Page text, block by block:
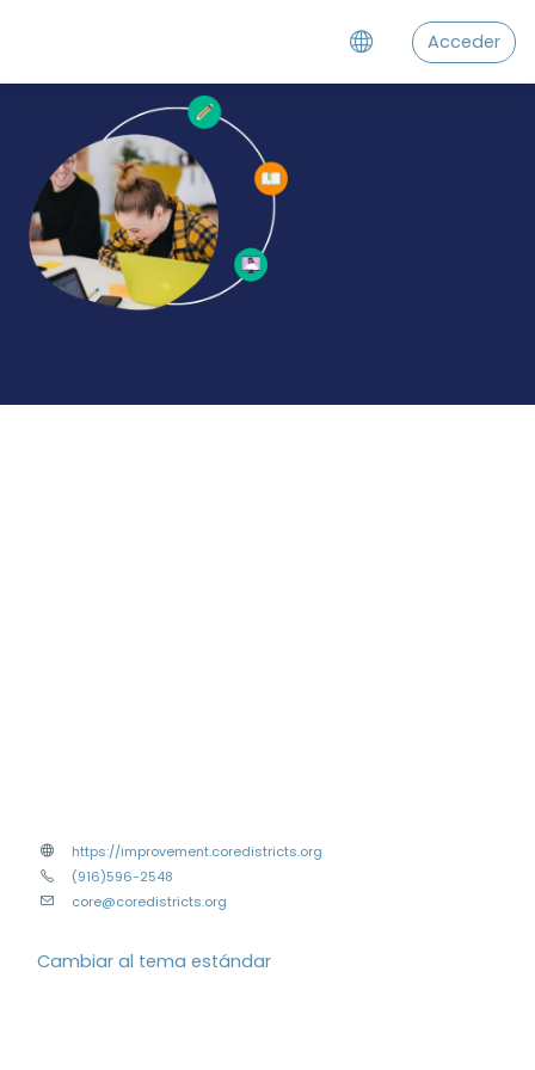
Acceder
https://improvement.coredistricts.org
(916)596-2548
core@coredistricts.org
Cambiar al tema estándar